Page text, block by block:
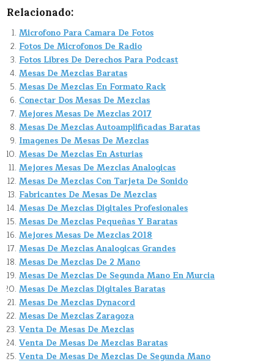
Relacionado:
Microfono Para Camara De Fotos
Fotos De Microfonos De Radio
Fotos Libres De Derechos Para Podcast
Mesas De Mezclas Baratas
Mesas De Mezclas En Formato Rack
Conectar Dos Mesas De Mezclas
Mejores Mesas De Mezclas 2017
Mesas De Mezclas Autoamplificadas Baratas
Imagenes De Mesas De Mezclas
Mesas De Mezclas En Asturias
Mejores Mesas De Mezclas Analogicas
Mesas De Mezclas Con Tarjeta De Sonido
Fabricantes De Mesas De Mezclas
Mesas De Mezclas Digitales Profesionales
Mesas De Mezclas Pequeñas Y Baratas
Mejores Mesas De Mezclas 2018
Mesas De Mezclas Analogicas Grandes
Mesas De Mezclas De 2 Mano
Mesas De Mezclas De Segunda Mano En Murcia
Mesas De Mezclas Digitales Baratas
Mesas De Mezclas Dynacord
Mesas De Mezclas Zaragoza
Venta De Mesas De Mezclas
Venta De Mesas De Mezclas Baratas
Venta De Mesas De Mezclas De Segunda Mano